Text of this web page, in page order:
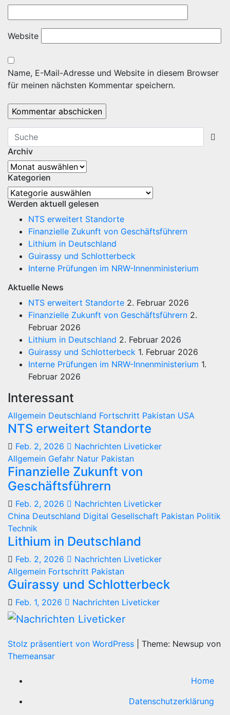
Website
Name, E-Mail-Adresse und Website in diesem Browser
für meinen nächsten Kommentar speichern.
Archiv
Archiv
Kategorien
Kategorien
Werden aktuell gelesen
NTS erweitert Standorte
Finanzielle Zukunft von Geschäftsführern
Lithium in Deutschland
Guirassy und Schlotterbeck
Interne Prüfungen im NRW-Innenministerium
Aktuelle News
NTS erweitert Standorte 2. Februar 2026
Finanzielle Zukunft von Geschäftsführern 2.
Februar 2026
Lithium in Deutschland 2. Februar 2026
Guirassy und Schlotterbeck 1. Februar 2026
Interne Prüfungen im NRW-Innenministerium 1.
Februar 2026
Interessant
Allgemein Deutschland Fortschritt Pakistan USA
NTS erweitert Standorte
Feb. 2, 2026
Nachrichten Liveticker
Allgemein Gefahr Natur Pakistan
Finanzielle Zukunft von
Geschäftsführern
Feb. 2, 2026
Nachrichten Liveticker
China Deutschland Digital Gesellschaft Pakistan Politik
Technik
Lithium in Deutschland
Feb. 2, 2026
Nachrichten Liveticker
Allgemein Fortschritt Pakistan
Guirassy und Schlotterbeck
Feb. 1, 2026 Nachrichten Liveticker
Stolz präsentiert von WordPress
Theme: Newsup von
Themeansar
Home
Datenschutzerklärung